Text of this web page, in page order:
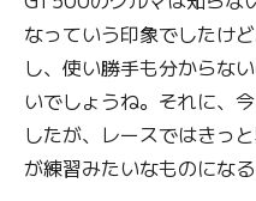
なっていう印象でしたけ
し、使い勝手も分からな
いでしょうね。それに、
したが、レースではきっ
が練習みたいなものにな